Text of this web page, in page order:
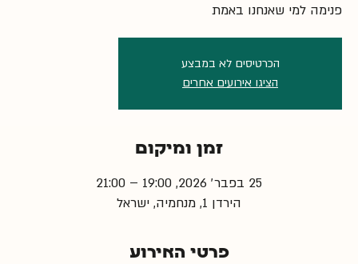
פנימה למי שאנחנו באמת
הכרטיסים לא במבצע
הציגו אירועים אחרים
זמן ומיקום
25 בפבר׳ 2026, 19:00 – 21:00
הירדן 1, מנחמיה, ישראל
פרטי האירוע